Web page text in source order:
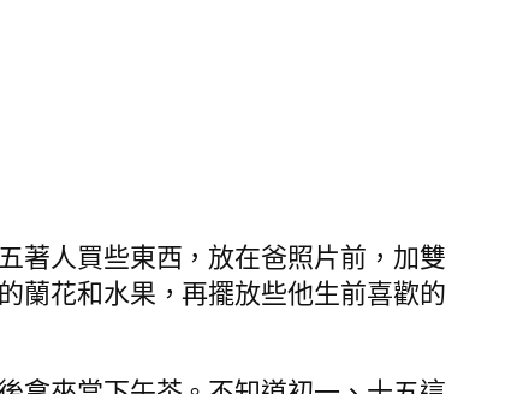
著人買些東西，放在爸照片前，加雙
蘭花和水果，再擺放些他生前喜歡的